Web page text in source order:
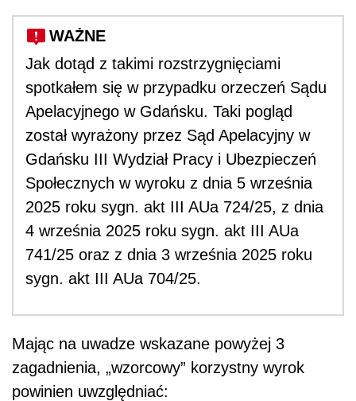
WAŻNE
Jak dotąd z takimi rozstrzygnięciami
spotkałem się w przypadku orzeczeń Sądu
Apelacyjnego w Gdańsku. Taki pogląd
został wyrażony przez Sąd Apelacyjny w
Gdańsku III Wydział Pracy i Ubezpieczeń
Społecznych w wyroku z dnia 5 września
2025 roku sygn. akt III AUa 724/25, z dnia
4 września 2025 roku sygn. akt III AUa
741/25 oraz z dnia 3 września 2025 roku
sygn. akt III AUa 704/25.
Mając na uwadze wskazane powyżej 3
zagadnienia, „wzorcowy” korzystny wyrok
powinien uwzględniać: